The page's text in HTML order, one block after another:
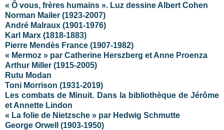
« Ô vous, frères humains ». Luz dessine Albert Cohen
Norman Mailer (1923-2007)
André Malraux (1901-1976)
Karl Marx (1818-1883)
Pierre Mendès France (1907-1982)
« Mermoz » par Catherine Herszberg et Anne Proenza
Arthur Miller (1915-2005)
Rutu Modan
Toni Morrison (1931-2019)
Les combats de Minuit. Dans la bibliothèque de Jérôme
et Annette Lindon
« La folie de Nietzsche » par Hedwig Schmutte
George Orwell (1903-1950)